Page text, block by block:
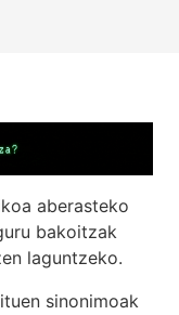
aberasteko
bakoitzak
laguntzeko.
sinonimoak